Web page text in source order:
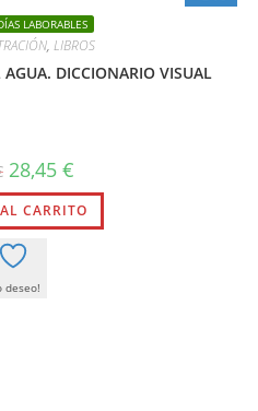
LABORABLES
, LIBROS
DICCIONARIO VISUAL
El
precio
original
era:
29,95 €.
28,45 €
actual
es:
28,45 €.
CARRITO
deseo!